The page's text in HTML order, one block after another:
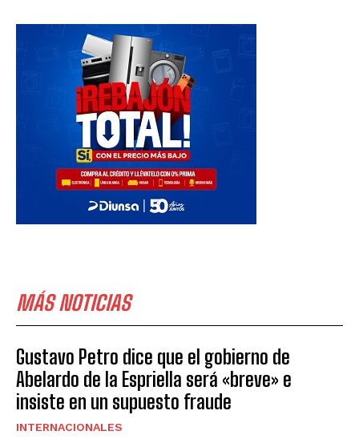
MÁS NOTICIAS
Gustavo Petro dice que el gobierno de
Abelardo de la Espriella será «breve» e
insiste en un supuesto fraude
INTERNACIONALES